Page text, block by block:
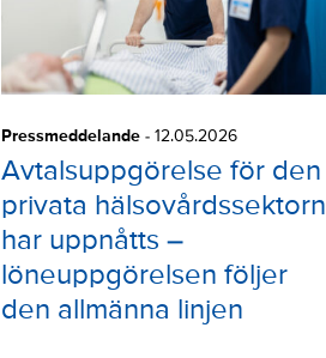
Pressmeddelande - 12.05.2026
Avtalsuppgörelse för den
privata hälsovårdssektorn
har uppnåtts –
löneuppgörelsen följer
den allmänna linjen